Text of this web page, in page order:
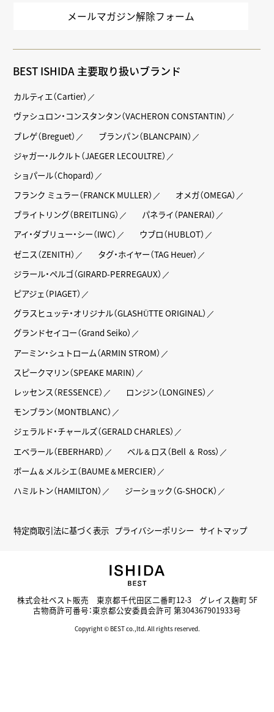
メールマガジン解除フォーム
BEST ISHIDA 主要取り扱いブランド
カルティエ（Cartier）
ヴァシュロン・コンスタンタン（VACHERON CONSTANTIN）
ブレゲ（Breguet）
ブランパン（BLANCPAIN）
ジャガー・ルクルト（JAEGER LECOULTRE）
ショパール（Chopard）
フランク ミュラー（FRANCK MULLER）
オメガ（OMEGA）
ブライトリング（BREITLING）
パネライ（PANERAI）
アイ・ダブリュー・シー（IWC）
ウブロ（HUBLOT）
ゼニス（ZENITH）
タグ・ホイヤー（TAG Heuer）
ジラール・ペルゴ（GIRARD-PERREGAUX）
ピアジェ（PIAGET）
グラスヒュッテ・オリジナル（GLASHÜTTE ORIGINAL）
グランドセイコー（Grand Seiko）
アーミン・シュトローム（ARMIN STROM）
スピークマリン（SPEAKE MARIN）
レッセンス（RESSENCE）
ロンジン（LONGINES）
モンブラン（MONTBLANC）
ジェラルド・チャールズ（GERALD CHARLES）
エベラール（EBERHARD）
ベル＆ロス（Bell ＆ Ross）
ボーム＆メルシエ（BAUME＆MERCIER）
ハミルトン（HAMILTON）
ジーショック（G-SHOCK）
特定商取引法に基づく表示 プライバシーポリシー サイトマップ
株式会社ベスト販売 東京都千代田区二番町12-3 グレイス麹町 5F
古物商許可番号：東京都公安委員会許可 第304367901933号
Copyright © BEST co.,ltd. All rights reserved.